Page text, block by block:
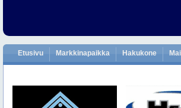
Etusivu Markkinapaikka Hakukone